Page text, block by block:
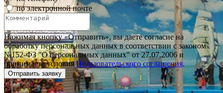
по электронной почте
Нажимая кнопку «Отправить», вы даете согласие на
обработку персональных данных в соответствии с законом
№152-ФЗ "О персональных данных" от 27.07.2006 и
принимаете условияПользовательского соглашения.
Отправить заявку